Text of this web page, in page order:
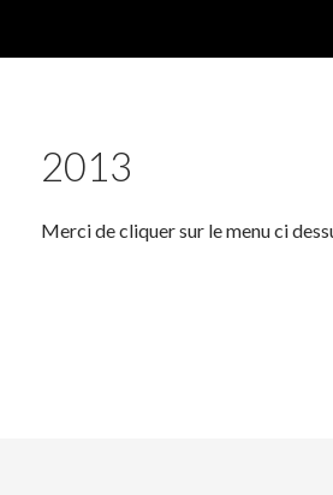
2013
Merci de cliquer sur le menu ci